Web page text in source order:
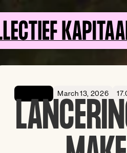
March 13, 2026